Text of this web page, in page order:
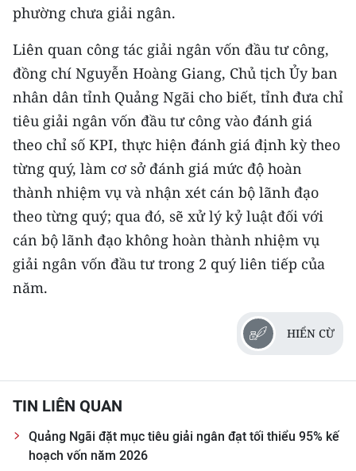
ESPAÑOL
한국어
phường chưa giải ngân.
Liên quan công tác giải ngân vốn đầu tư công,
đồng chí Nguyễn Hoàng Giang, Chủ tịch Ủy ban
nhân dân tỉnh Quảng Ngãi cho biết, tỉnh đưa chỉ
tiêu giải ngân vốn đầu tư công vào đánh giá
theo chỉ số KPI, thực hiện đánh giá định kỳ theo
từng quý, làm cơ sở đánh giá mức độ hoàn
thành nhiệm vụ và nhận xét cán bộ lãnh đạo
theo từng quý; qua đó, sẽ xử lý kỷ luật đối với
cán bộ lãnh đạo không hoàn thành nhiệm vụ
giải ngân vốn đầu tư trong 2 quý liên tiếp của
năm.
HIỂN CỪ
TIN LIÊN QUAN
Quảng Ngãi đặt mục tiêu giải ngân đạt tối thiểu 95% kế
hoạch vốn năm 2026